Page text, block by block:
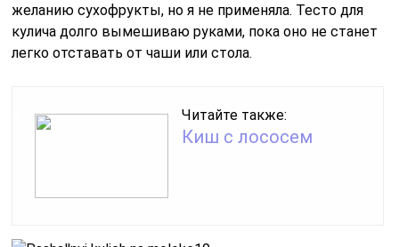
желанию сухофрукты, но я не применяла. Тесто для
кулича долго вымешиваю руками, пока оно не станет
легко отставать от чаши или стола.
Читайте также:
Киш с лососем